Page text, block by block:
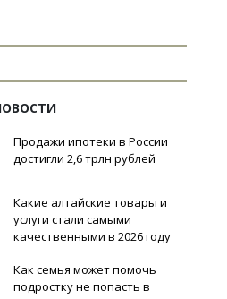
Продажи ипотеки в России
достигли 2,6 трлн рублей
Какие алтайские товары и
услуги стали самыми
качественными в 2026 году
Как семья может помочь
подростку не попасть в